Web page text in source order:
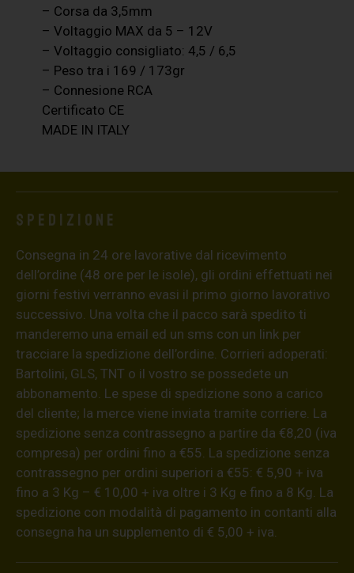
– Corsa da 3,5mm
– Voltaggio MAX da 5 – 12V
– Voltaggio consigliato: 4,5 / 6,5
– Peso tra i 169 / 173gr
– Connesione RCA
Certificato CE
MADE IN ITALY
Spedizione
Consegna in 24 ore lavorative dal ricevimento
dell’ordine (48 ore per le isole), gli ordini effettuati nei
giorni festivi verranno evasi il primo giorno lavorativo
successivo. Una volta che il pacco sarà spedito ti
manderemo una email ed un sms con un link per
tracciare la spedizione dell’ordine. Corrieri adoperati:
Bartolini, GLS, TNT o il vostro se possedete un
abbonamento. Le spese di spedizione sono a carico
del cliente; la merce viene inviata tramite corriere. La
spedizione senza contrassegno a partire da €8,20 (iva
compresa) per ordini fino a €55. La spedizione senza
contrassegno per ordini superiori a €55: € 5,90 + iva
fino a 3 Kg – € 10,00 + iva oltre i 3 Kg e fino a 8 Kg. La
spedizione con modalità di pagamento in contanti alla
consegna ha un supplemento di € 5,00 + iva.